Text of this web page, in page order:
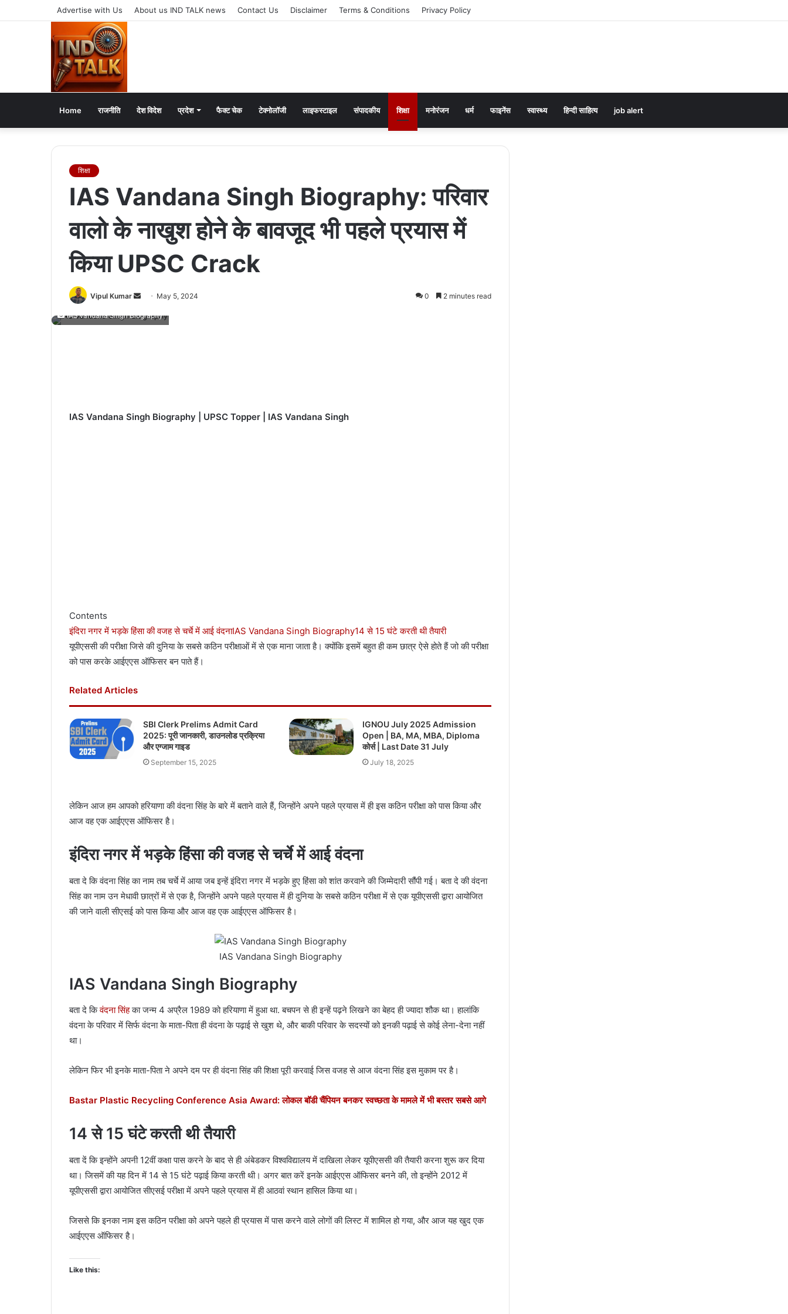
Advertise with Us About us IND TALK news Contact Us Disclaimer Terms & Conditions Privacy Policy
Home राजनीति देश विदेश प्रदेश फैक्ट चेक टेक्नोलॉजी लाइफस्टाइल संपादकीय शिक्षा मनोरंजन धर्म फाइनेंस स्वास्थ्य हिन्दी साहित्य job alert
शिक्षा
IAS Vandana Singh Biography: परिवार
वालो के नाखुश होने के बावजूद भी पहले प्रयास में
किया UPSC Crack
Vipul Kumar
Send
email
May 5, 2024 0 2 minutes read
IAS Vandana Singh Biography
IAS Vandana Singh Biography | UPSC Topper | IAS Vandana Singh
Contents
इंदिरा नगर में भड़के हिंसा की वजह से चर्चे में आई वंदनाIAS Vandana Singh Biography14 से 15 घंटे करती थी तैयारी
यूपीएससी की परीक्षा जिसे की दुनिया के सबसे कठिन परीक्षाओं में से एक माना जाता है। क्योंकि इसमें बहुत ही कम छात्र ऐसे होते हैं जो की परीक्षा
को पास करके आईएएस ऑफिसर बन पाते हैं।
Related Articles
SBI Clerk Prelims Admit Card
2025: पूरी जानकारी, डाउनलोड प्रक्रिया
और एग्जाम गाइड
September 15, 2025
IGNOU July 2025 Admission
Open | BA, MA, MBA, Diploma
कोर्स | Last Date 31 July
July 18, 2025
लेकिन आज हम आपको हरियाणा की वंदना सिंह के बारे में बताने वाले हैं, जिन्होंने अपने पहले प्रयास में ही इस कठिन परीक्षा को पास किया और
आज वह एक आईएएस ऑफिसर है।
इंदिरा नगर में भड़के हिंसा की वजह से चर्चे में आई वंदना
बता दे कि वंदना सिंह का नाम तब चर्चे में आया जब इन्हें इंदिरा नगर में भड़के हुए हिंसा को शांत करवाने की जिम्मेदारी सौंपी गई। बता दे की वंदना
सिंह का नाम उन मेधावी छात्रों में से एक है, जिन्होंने अपने पहले प्रयास में ही दुनिया के सबसे कठिन परीक्षा में से एक यूपीएससी द्वारा आयोजित
की जाने वाली सीएसई को पास किया और आज वह एक आईएएस ऑफिसर है।
IAS Vandana Singh Biography
IAS Vandana Singh Biography
बता दे किवंदना सिंहका जन्म 4 अप्रैल 1989 को हरियाणा में हुआ था. बचपन से ही इन्हें पढ़ने लिखने का बेहद ही ज्यादा शौक था। हालांकि
वंदना के परिवार में सिर्फ वंदना के माता-पिता ही वंदना के पढ़ाई से खुश थे, और बाकी परिवार के सदस्यों को इनकी पढ़ाई से कोई लेना-देना नहीं
था।
लेकिन फिर भी इनके माता-पिता ने अपने दम पर ही वंदना सिंह की शिक्षा पूरी करवाई जिस वजह से आज वंदना सिंह इस मुकाम पर है।
Bastar Plastic Recycling Conference Asia Award: लोकल बॉडी चैंपियन बनकर स्वच्छता के मामले में भी बस्तर सबसे आगे
14 से 15 घंटे करती थी तैयारी
बता दें कि इन्होंने अपनी 12वीं कक्षा पास करने के बाद से ही अंबेडकर विश्वविद्यालय में दाखिला लेकर यूपीएससी की तैयारी करना शुरू कर दिया
था। जिसमें की यह दिन में 14 से 15 घंटे पढ़ाई किया करती थी। अगर बात करें इनके आईएएस ऑफिसर बनने की, तो इन्होंने 2012 में
यूपीएससी द्वारा आयोजित सीएसई परीक्षा में अपने पहले प्रयास में ही आठवां स्थान हासिल किया था।
जिससे कि इनका नाम इस कठिन परीक्षा को अपने पहले ही प्रयास में पास करने वाले लोगों की लिस्ट में शामिल हो गया, और आज यह खुद एक
आईएएस ऑफिसर है।
Like this: